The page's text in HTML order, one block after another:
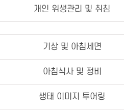
개인 위생관리 및 취침
기상 및 아침세면
아침식사 및 정비
생태 이미지 투어링